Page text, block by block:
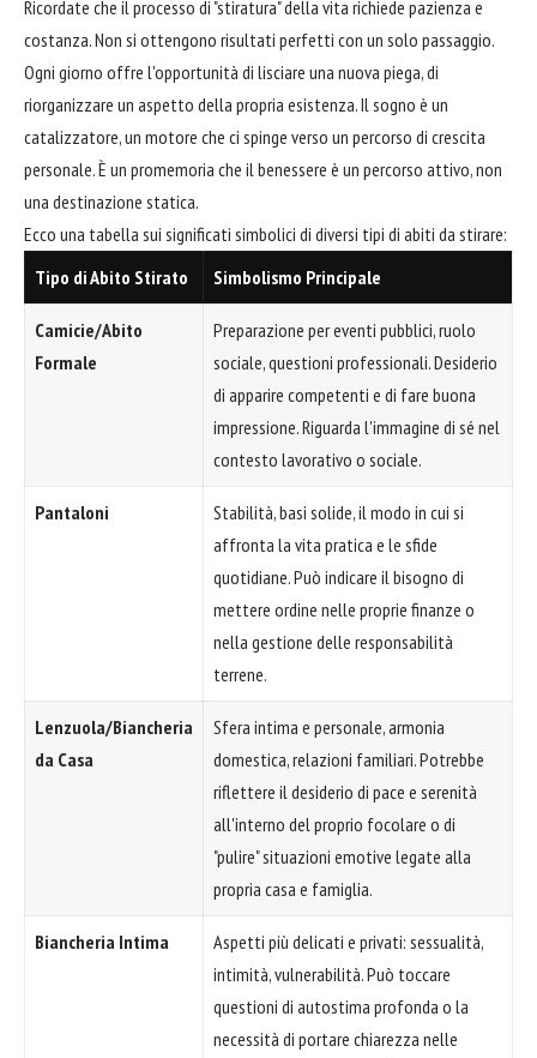
Ricordate che il processo di "stiratura" della vita richiede pazienza e
costanza. Non si ottengono risultati perfetti con un solo passaggio.
Ogni giorno offre l'opportunità di lisciare una nuova piega, di
riorganizzare un aspetto della propria esistenza. Il sogno è un
catalizzatore, un motore che ci spinge verso un percorso di crescita
personale. È un promemoria che il benessere è un percorso attivo, non
una destinazione statica.
Ecco una tabella sui significati simbolici di diversi tipi di abiti da stirare:
Tipo di Abito Stirato
Simbolismo Principale
Camicie/Abito
Formale
Preparazione per eventi pubblici, ruolo
sociale, questioni professionali. Desiderio
di apparire competenti e di fare buona
impressione. Riguarda l'immagine di sé nel
contesto lavorativo o sociale.
Pantaloni
Stabilità, basi solide, il modo in cui si
affronta la vita pratica e le sfide
quotidiane. Può indicare il bisogno di
mettere ordine nelle proprie finanze o
nella gestione delle responsabilità
terrene.
Lenzuola/Biancheria
da Casa
Sfera intima e personale, armonia
domestica, relazioni familiari. Potrebbe
riflettere il desiderio di pace e serenità
all'interno del proprio focolare o di
"pulire" situazioni emotive legate alla
propria casa e famiglia.
Biancheria Intima
Aspetti più delicati e privati: sessualità,
intimità, vulnerabilità. Può toccare
questioni di autostima profonda o la
necessità di portare chiarezza nelle